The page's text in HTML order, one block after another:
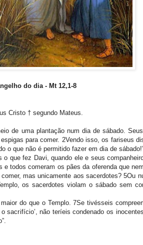
do dia - Mt 12,1-8
Cristo † segundo Mateus.
de uma plantação num dia de sábado.
para comer. 2Vendo isso, os fariseus
o que não é permitido fazer em dia de
o que fez Davi, quando ele e seus
e todos comeram os pães da oferenda que
mas unicamente aos sacerdotes? 5Ou
os sacerdotes violam o sábado sem
do que o Templo. 7Se tivésseis
sacrifício’, não teríeis condenado os